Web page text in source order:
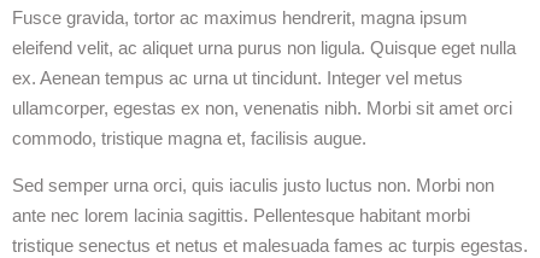
Fusce gravida, tortor ac maximus hendrerit, magna ipsum
eleifend velit, ac aliquet urna purus non ligula. Quisque eget nulla
ex. Aenean tempus ac urna ut tincidunt. Integer vel metus
ullamcorper, egestas ex non, venenatis nibh. Morbi sit amet orci
commodo, tristique magna et, facilisis augue.
Sed semper urna orci, quis iaculis justo luctus non. Morbi non
ante nec lorem lacinia sagittis. Pellentesque habitant morbi
tristique senectus et netus et malesuada fames ac turpis egestas.